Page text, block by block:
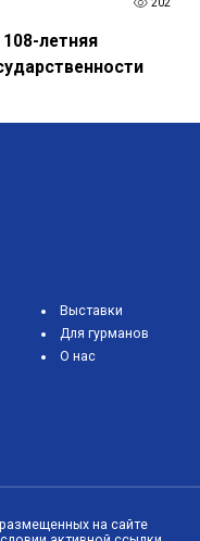
202
летняя
Выставки
Для гурманов
О нас
на сайте